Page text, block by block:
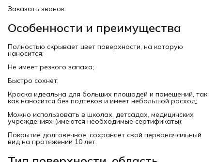
Заказать звонок
Особенности и преимущества
Полностью скрывает цвет поверхности, на которую
наносится;
Не имеет резкого запаха;
Быстро сохнет;
Краска идеальна для больших площадей и помещений, так
как наносится без подтеков и имеет небольшой расход;
Можно использовать в школах, детсадах, медицинских
учреждениях (имеются необходимые сертификаты);
Покрытие долговечное, сохраняет свой первоначальный
вид на протяжении 10 лет.